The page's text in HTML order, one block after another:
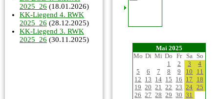
2025_26 (18.01.2026)
KK-Liegend 4. RWK
2025_26 (28.12.2025)
KK-Liegend 3. RWK
2025_26 (30.11.2025)
Mai 2025
Mo Di Mi Do Fr Sa So
1
2 3
4
5
6 7 8 9 10
11
12 13 14 15 16 17
18
19 20 21 22 23 24 25
26 27 28 29 30 31